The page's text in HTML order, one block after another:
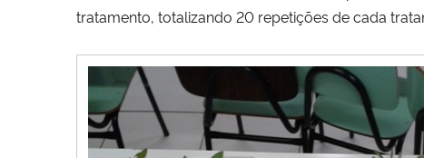
tratamento, totalizando 20 repetições de cada